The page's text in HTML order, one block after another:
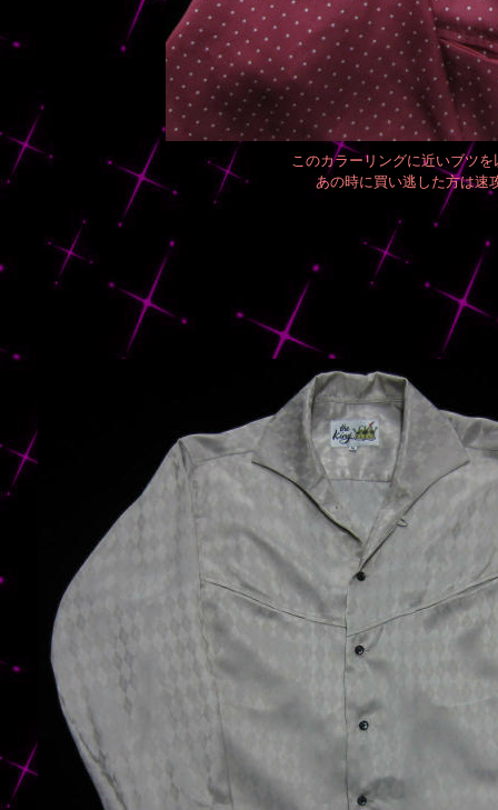
このカラーリングに近いブツ
あの時に買い逃した方は